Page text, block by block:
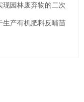
现园林废弃物的二次
生产有机肥料反哺苗